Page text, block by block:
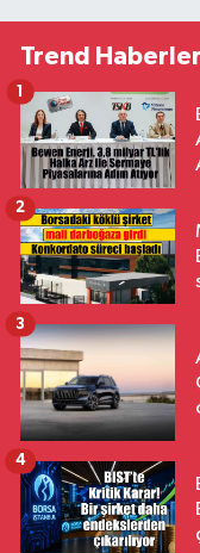
Trend Haberler
1
2
3
4